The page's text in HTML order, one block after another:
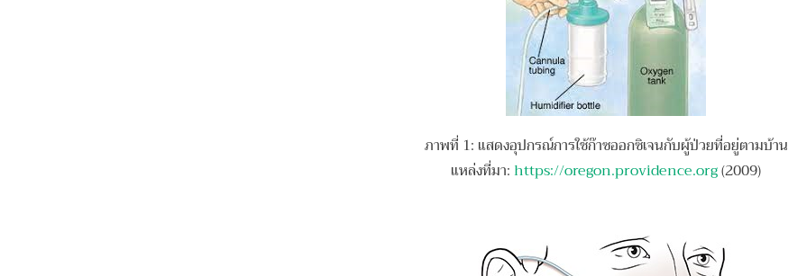
ภาพที่ 1: แสดงอุปกรณ์การใช้ก๊าซออกซิเจนกับผู้ป่วยที่อยู่ตามบ้าน
แหล่งที่มา:https://oregon.providence.org(2009)